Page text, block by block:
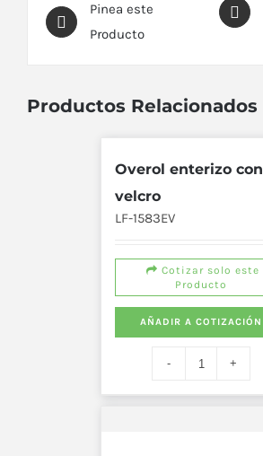
Pinea este
Producto
Productos Relacionados
Overol enterizo con
velcro
LF-1583EV
Cotizar solo este
Producto
AÑADIR A COTIZACIÓN